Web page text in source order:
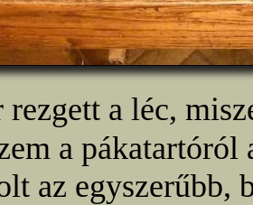
rezgett a léc,
a pákatartóról
az egyszerűbb,